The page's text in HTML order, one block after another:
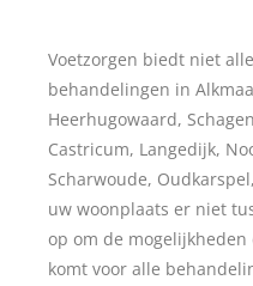
Voetzorgen biedt niet
behandelingen in
Heerhugowaard,
Castricum, Langedijk,
Scharwoude,
uw woonplaats er niet
op om de mogelijkheden
komt voor alle